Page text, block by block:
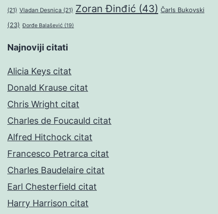
(21) Vladan Desnica (21) Zoran Đinđić (43) Čarls Bukovski
(23) Đorđe Balašević (19)
Najnoviji citati
Alicia Keys citat
Donald Krause citat
Chris Wright citat
Charles de Foucauld citat
Alfred Hitchock citat
Francesco Petrarca citat
Charles Baudelaire citat
Earl Chesterfield citat
Harry Harrison citat